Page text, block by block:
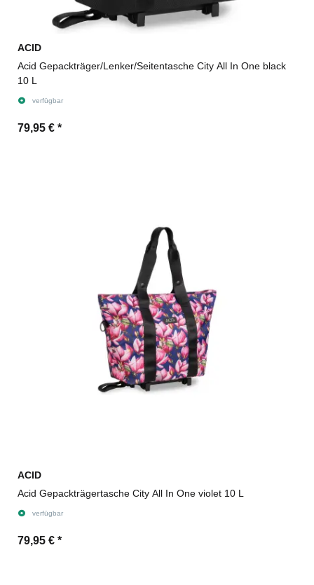
ACID
Acid Gepackträger/Lenker/Seitentasche City All In One black
10 L
verfügbar
79,95 € *
ACID
Acid Gepackträgertasche City All In One violet 10 L
verfügbar
79,95 € *